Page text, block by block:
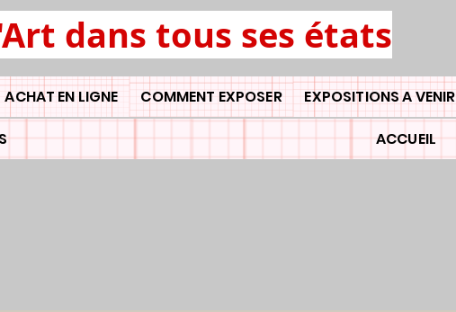
dans tous ses états
ACHAT EN LIGNE COMMENT EXPOSER EXPOSITIONS A VENIR
ACCUEIL